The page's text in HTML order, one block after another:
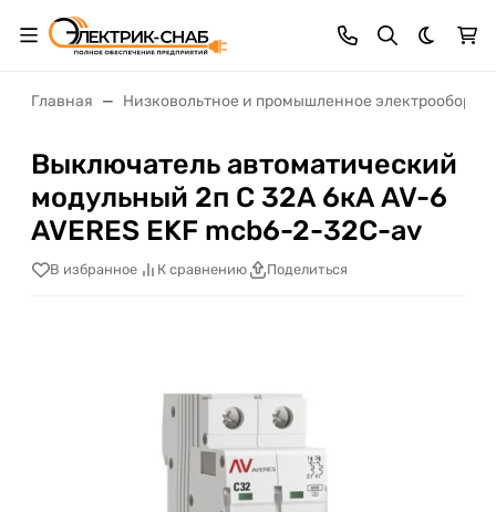
Темная
Главная Низковольтное и промышленное
Выключатель автоматический
модульный 2п C 32А 6кА AV-6
AVERES EKF mcb6-2-32C-av
В избранное К сравнению Поделиться